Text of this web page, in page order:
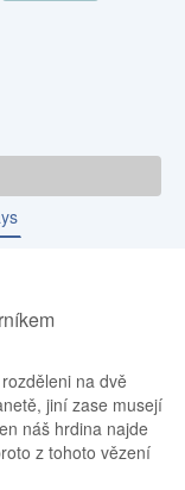
na dvě
jiní zase musejí
náš hrdina najde
z tohoto vězení